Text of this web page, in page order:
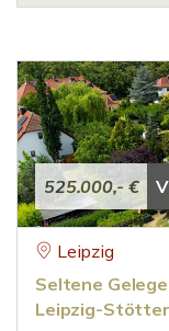
525.000,- €
Leipzig
Seltene
Leipzig-